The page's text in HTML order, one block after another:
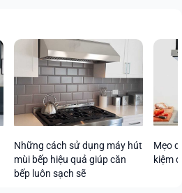
Những cách sử dụng máy hút
mùi bếp hiệu quả giúp căn
bếp luôn sạch sẽ
Mẹo
kiệm